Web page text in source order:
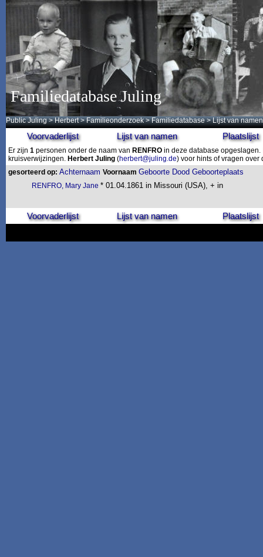
Familiedatabase Juling
Public Juling >Herbert >Familieonderzoek >Familiedatabase > Lijst van namen
Voorvaderlijst Lijst van namen Plaatslijst
Er zijn 1 personen onder de naam van RENFRO in deze database
kruisverwijzingen. Herbert Juling (herbert@juling.de) voor hints of vragen
gesorteerd op: Achternaam Voornaam Geboorte Dood Geboorteplaats
RENFRO, Mary Jane * 01.04.1861 in Missouri (USA), + in
Voorvaderlijst Lijst van namen Plaatslijst